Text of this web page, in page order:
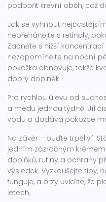
podpořit krevní oběh, což
Jak se vyhnout
nepřehánějte s retinoly,
Začněte s nižší
nezapomínejte na noční
pokožka obnovuje, takže
dobrý doplněk.
Pro rychlou úlevu od
a medu jednou týdně. Jíl
vodu a dodává pokožce
Na závěr – buďte trpěliví.
jedním zázračným
doplňků, rutiny a ochrany
výsledek. Vyzkoušejte tipy,
funguje, a brzy uvidíte, že
letech.